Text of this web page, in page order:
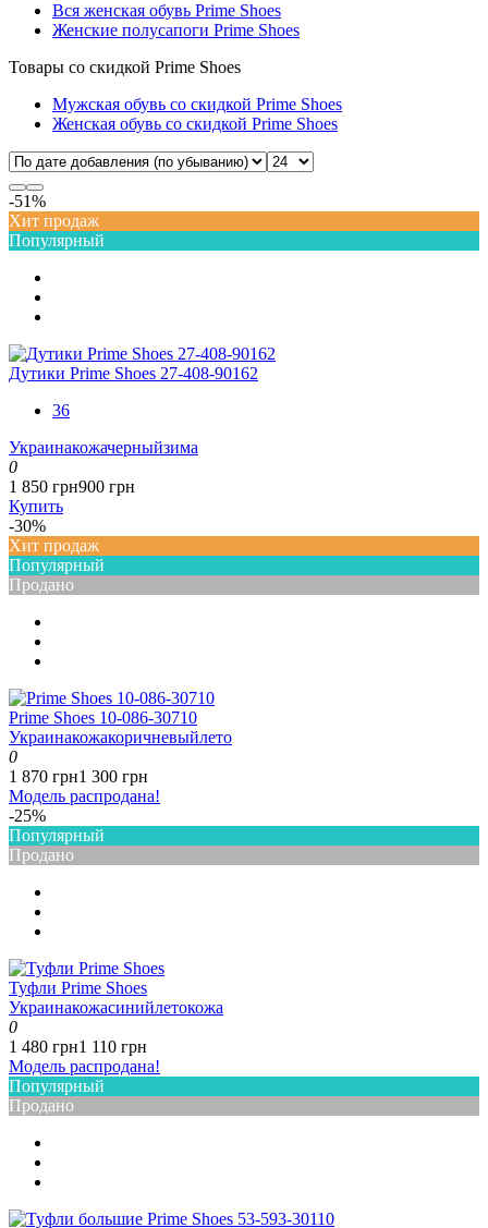
Вся женская обувь Prime Shoes
Женские полусапоги Prime Shoes
Товары со скидкой Prime Shoes
Мужская обувь со скидкой Prime Shoes
Женская обувь со скидкой Prime Shoes
-51%
Хит продаж
Популярный
Дутики Prime Shoes 27-408-90162
36
Украинакожачерныйзима
0
1 850 грн900 грн
Купить
-30%
Хит продаж
Популярный
Продано
Prime Shoes 10-086-30710
Украинакожакоричневыйлето
0
1 870 грн1 300 грн
Модель распродана!
-25%
Популярный
Продано
Туфли Prime Shoes
Украинакожасинийлетокожа
0
1 480 грн1 110 грн
Модель распродана!
Популярный
Продано